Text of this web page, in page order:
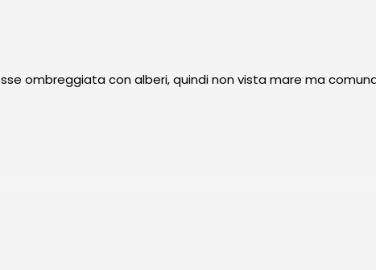
ombreggiata con alberi, quindi non vista mare ma
windsurf etc.)